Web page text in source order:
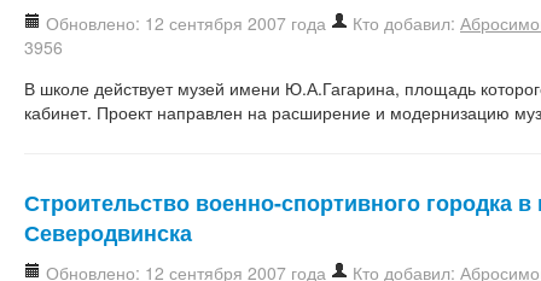
Обновлено: 12 сентября 2007 года Кто добавил:
3956
В школе действует музей имени Ю.А.Гагарина, площадь
кабинет. Проект направлен на расширение и модернизацию
Строительство военно-спортивного городка
Северодвинска
Обновлено: 12 сентября 2007 года Кто добавил: